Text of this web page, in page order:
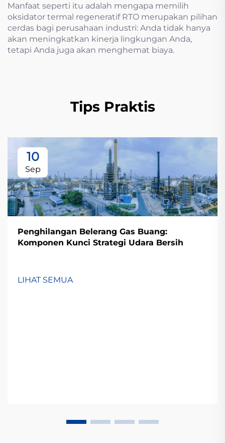
Manfaat seperti itu adalah mengapa memilih
oksidator termal regeneratif RTO merupakan pilihan
cerdas bagi perusahaan industri: Anda tidak hanya
akan meningkatkan kinerja lingkungan Anda,
tetapi Anda juga akan menghemat biaya.
Tips Praktis
10
Sep
Penghilangan Belerang Gas Buang:
Komponen Kunci Strategi Udara Bersih
LIHAT SEMUA